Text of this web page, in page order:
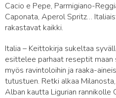
Cacio e Pepe, Parmigiano-
Caponata, Aperol Spritz…
rakastavat kaikki.
Italia – Keittokirja sukeltaa
esittelee parhaat reseptit maan
myös ravintoloihin ja raaka-
tutustuen. Retki alkaa
Alban kautta Ligurian rannikolle